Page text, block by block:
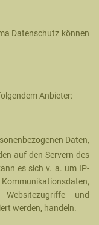
Datenschutz können
Anbieter:
Daten,
auf den Servern des
es sich v. a. um IP-
und
werden, handeln.